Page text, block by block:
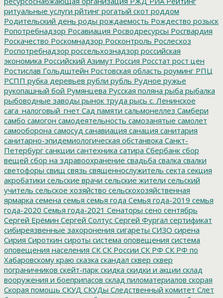
ритуальные услуги рйтинг рогатый скот роддом
Родительский день роды рождаемость Рождество розыск
Ропотребнадзор Росавиация Росводресурсы Росгвардия
Роскачество Роскомнадзор Росконтроль Рослесхоз
Роспотребнадзор россельхознадзор российская
экономика Российский Азимут Россия Росстат рост цен
Ростислав Гольдштейн Ростовская область роуминг РПЦ
РСПП рубка деревьев рубли рубль Рудное ружье
рукопашный бой Румянцева Русская поляна рыба рыбалка
рыбоводные заводы рынок труда рысь с. Ленинское
сага_налоговый_гнет Сад памяти сальмонеллез Самбери
самбо самогон самодеятельность самозанятые самолет
самооборона самосуд санавиация санация санитария
санитарно-эпидемиологическая обстанвока Санкт-
Петербург санкции сантехника сатира Сбербанк сбор
вещей сбор на здравоохранение свадьба свалка свалки
светофоры свищ связь священнослужитель секта секция
акробатики сельские врачи сельские жители сельский
учитель сельское хозяйство сельскохозяйственная
ярмарка семена семья семья года Семья года-2019 семья
года-2020 Семья года-2021 Сенаторы сено сентябрь
Сергей Ерёмин Сергей Солтус Сергей Фургал сертификат
сибиреязвенные захоронения сигареты СИЗО сирена
Сирия Сироткин сироты система оповещения система
оповещения населения СК СК России СК РФ СК РФ по
Хабаровскому краю сказка скандал сквер сквер
пограничников скейт-парк скидка скидки и акции склад
вооружения и боеприпасов склад пиломатериалов скорая
Скорая помощь СКУД СКУДы Следственный комитет Слет